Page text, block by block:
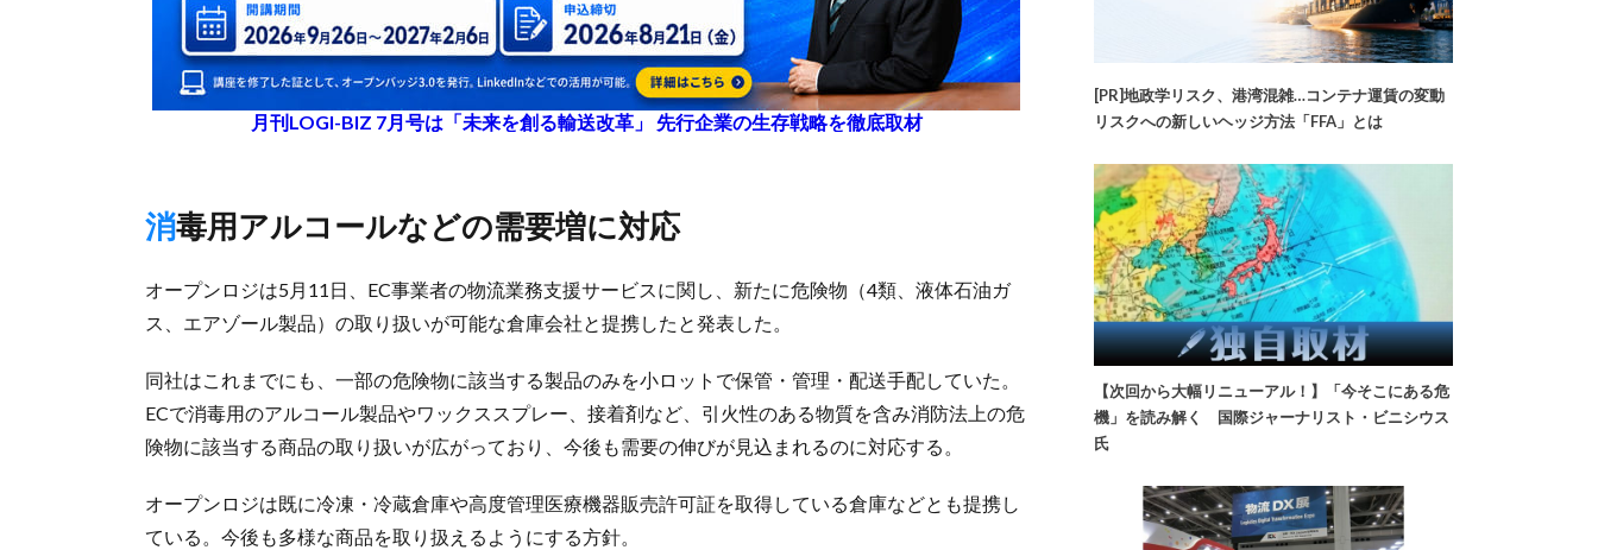
月刊LOGI-BIZ 7月号は「未来を創る輸送改革」 先行企業の生存戦略を徹底取材
消毒用アルコールなどの需要増に対応
オープンロジは5月11日、EC事業者の物流業務支援サービスに関し、新たに危険物（4類、液体石油ガ
ス、エアゾール製品）の取り扱いが可能な倉庫会社と提携したと発表した。
同社はこれまでにも、一部の危険物に該当する製品のみを小ロットで保管・管理・配送手配していた。
ECで消毒用のアルコール製品やワックススプレー、接着剤など、引火性のある物質を含み消防法上の危
険物に該当する商品の取り扱いが広がっており、今後も需要の伸びが見込まれるのに対応する。
オープンロジは既に冷凍・冷蔵倉庫や高度管理医療機器販売許可証を取得している倉庫などとも提携し
ている。今後も多様な商品を取り扱えるようにする方針。
[PR]地政学リスク、港湾混雑…コンテナ運賃の変動
リスクへの新しいヘッジ方法「FFA」とは
【次回から大幅リニューアル！】「今そこにある危
機」を読み解く 国際ジャーナリスト・ビニシウス
氏